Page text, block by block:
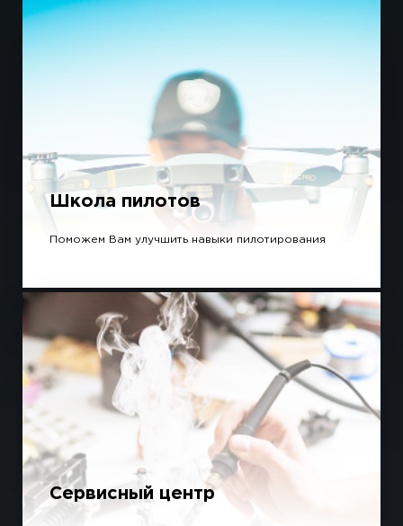
Школа пилотов
Поможем Вам улучшить навыки пилотирования
Сервисный центр